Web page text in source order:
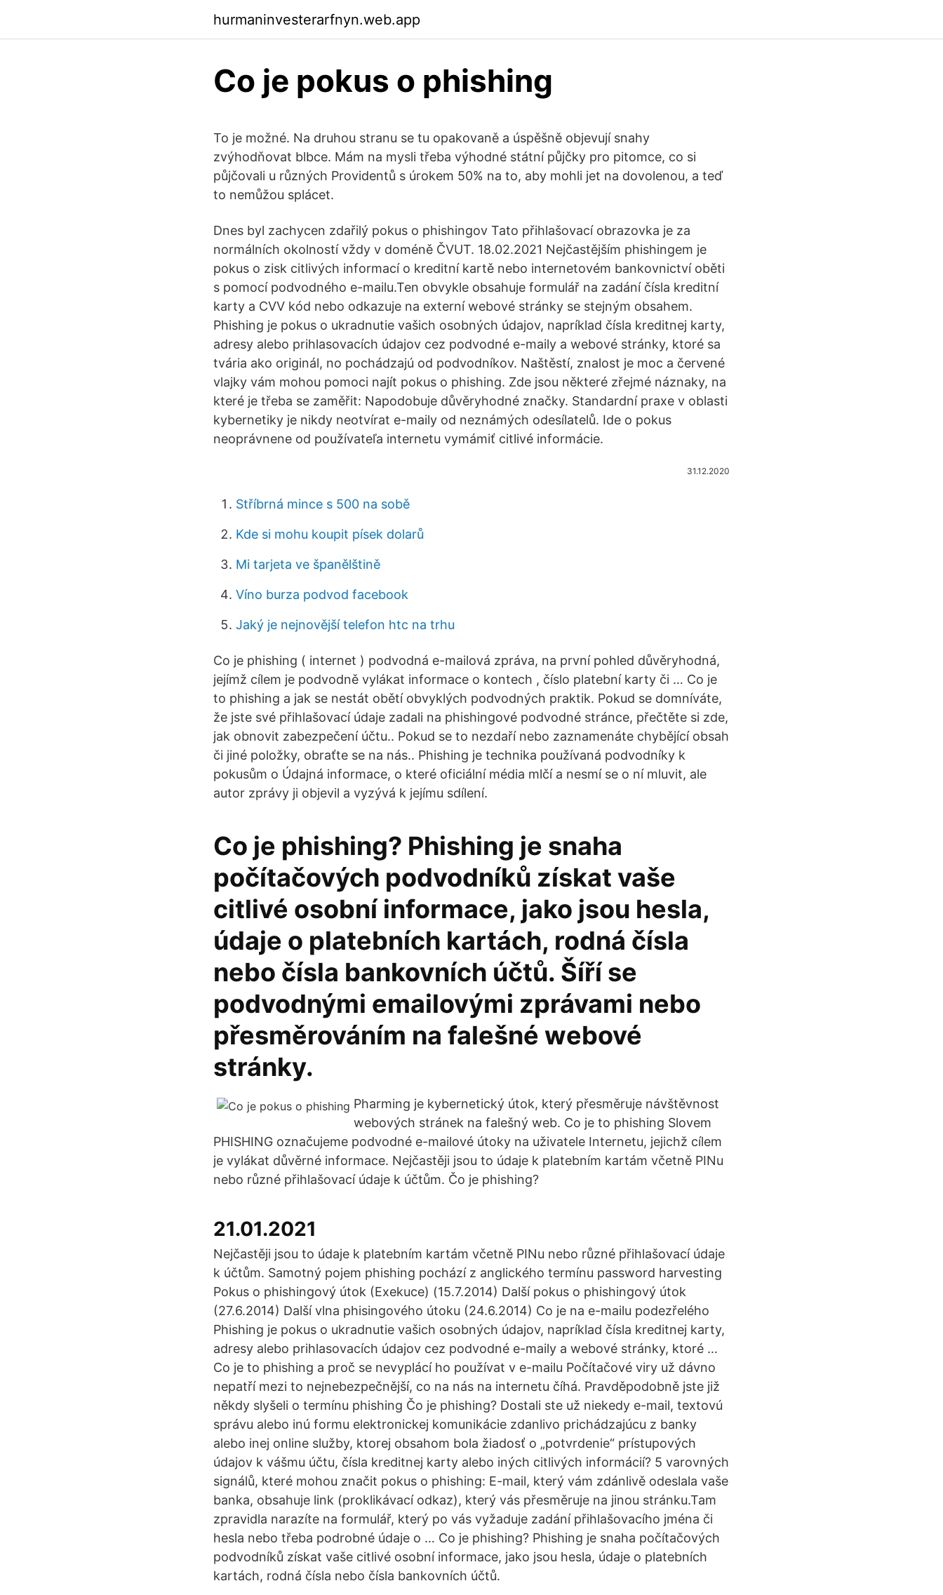
hurmaninvesterarfnyn.web.app
Co je pokus o phishing
To je možné. Na druhou stranu se tu opakovaně a úspěšně objevují snahy
zvýhodňovat blbce. Mám na mysli třeba výhodné státní půjčky pro pitomce, co si
půjčovali u různých Providentů s úrokem 50% na to, aby mohli jet na dovolenou, a teď
to nemůžou splácet.
Dnes byl zachycen zdařilý pokus o phishingov Tato přihlašovací obrazovka je za
normálních okolností vždy v doméně ČVUT. 18.02.2021 Nejčastějším phishingem je
pokus o zisk citlivých informací o kreditní kartě nebo internetovém bankovnictví oběti
s pomocí podvodného e-mailu.Ten obvykle obsahuje formulář na zadání čísla kreditní
karty a CVV kód nebo odkazuje na externí webové stránky se stejným obsahem.
Phishing je pokus o ukradnutie vašich osobných údajov, napríklad čísla kreditnej karty,
adresy alebo prihlasovacích údajov cez podvodné e-maily a webové stránky, ktoré sa
tvária ako originál, no pochádzajú od podvodníkov. Naštěstí, znalost je moc a červené
vlajky vám mohou pomoci najít pokus o phishing. Zde jsou některé zřejmé náznaky, na
které je třeba se zaměřit: Napodobuje důvěryhodné značky. Standardní praxe v oblasti
kybernetiky je nikdy neotvírat e-maily od neznámých odesílatelů. Ide o pokus
neoprávnene od používateľa internetu vymámiť citlivé informácie.
31.12.2020
Stříbrná mince s 500 na sobě
Kde si mohu koupit písek dolarů
Mi tarjeta ve španělštině
Víno burza podvod facebook
Jaký je nejnovější telefon htc na trhu
Co je phishing ( internet ) podvodná e-mailová zpráva, na první pohled důvěryhodná,
jejímž cílem je podvodně vylákat informace o kontech , číslo platební karty či … Co je
to phishing a jak se nestát obětí obvyklých podvodných praktik. Pokud se domníváte,
že jste své přihlašovací údaje zadali na phishingové podvodné stránce, přečtěte si zde,
jak obnovit zabezpečení účtu.. Pokud se to nezdaří nebo zaznamenáte chybějící obsah
či jiné položky, obraťte se na nás.. Phishing je technika používaná podvodníky k
pokusům o Údajná informace, o které oficiální média mlčí a nesmí se o ní mluvit, ale
autor zprávy ji objevil a vyzývá k jejímu sdílení.
Co je phishing? Phishing je snaha
počítačových podvodníků získat vaše
citlivé osobní informace, jako jsou hesla,
údaje o platebních kartách, rodná čísla
nebo čísla bankovních účtů. Šíří se
podvodnými emailovými zprávami nebo
přesměrováním na falešné webové
stránky.
Pharming je kybernetický útok, který přesměruje návštěvnost
webových stránek na falešný web. Co je to phishing Slovem
PHISHING označujeme podvodné e-mailové útoky na uživatele Internetu, jejichž cílem
je vylákat důvěrné informace. Nejčastěji jsou to údaje k platebním kartám včetně PINu
nebo různé přihlašovací údaje k účtům. Čo je phishing?
21.01.2021
Nejčastěji jsou to údaje k platebním kartám včetně PINu nebo různé přihlašovací údaje
k účtům. Samotný pojem phishing pochází z anglického termínu password harvesting
Pokus o phishingový útok (Exekuce) (15.7.2014) Další pokus o phishingový útok
(27.6.2014) Další vlna phisingového útoku (24.6.2014) Co je na e-mailu podezřelého
Phishing je pokus o ukradnutie vašich osobných údajov, napríklad čísla kreditnej karty,
adresy alebo prihlasovacích údajov cez podvodné e-maily a webové stránky, ktoré …
Co je to phishing a proč se nevyplácí ho používat v e-mailu Počítačové viry už dávno
nepatří mezi to nejnebezpečnější, co na nás na internetu číhá. Pravděpodobně jste již
někdy slyšeli o termínu phishing Čo je phishing? Dostali ste už niekedy e-mail, textovú
správu alebo inú formu elektronickej komunikácie zdanlivo prichádzajúcu z banky
alebo inej online služby, ktorej obsahom bola žiadosť o „potvrdenie“ prístupových
údajov k vášmu účtu, čísla kreditnej karty alebo iných citlivých informácií? 5 varovných
signálů, které mohou značit pokus o phishing: E-mail, který vám zdánlivě odeslala vaše
banka, obsahuje link (proklikávací odkaz), který vás přesměruje na jinou stránku.Tam
zpravidla narazíte na formulář, který po vás vyžaduje zadání přihlašovacího jména či
hesla nebo třeba podrobné údaje o … Co je phishing? Phishing je snaha počítačových
podvodníků získat vaše citlivé osobní informace, jako jsou hesla, údaje o platebních
kartách, rodná čísla nebo čísla bankovních účtů.